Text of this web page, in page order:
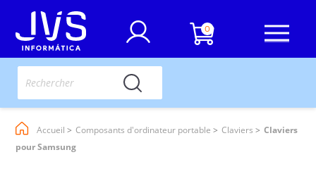
0
Accueil Composants d'ordinateur portable Claviers
Claviers
pour Samsung